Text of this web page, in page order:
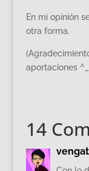
En mi opinión
otra forma.
aportaciones
14